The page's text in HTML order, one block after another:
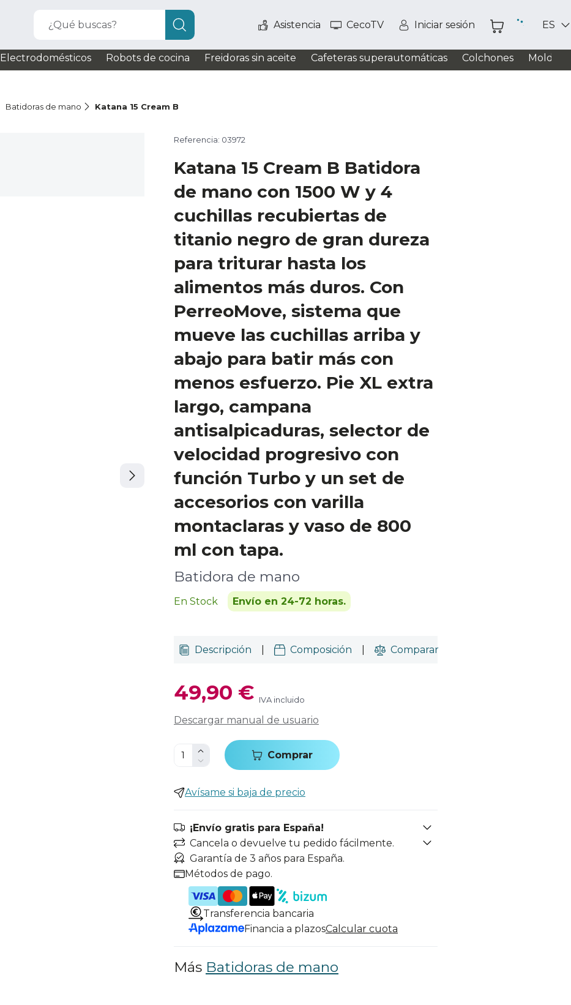
¿Qué buscas? Asistencia CecoTV Iniciar sesión ES
Electrodomésticos Robots de cocina Freidoras sin aceite Cafeteras superautomáticas Colchones
Batidoras de mano Katana 15 Cream B
Referencia: 03972
Katana 15 Cream B Batidora
de mano con 1500 W y 4
cuchillas recubiertas de
titanio negro de gran dureza
para triturar hasta los
alimentos más duros. Con
PerreoMove, sistema que
mueve las cuchillas arriba y
abajo para batir más con
menos esfuerzo. Pie XL extra
largo, campana
antisalpicaduras, selector de
velocidad progresivo con
función Turbo y un set de
accesorios con varilla
montaclaras y vaso de 800
ml con tapa.
Batidora de mano
En Stock Envío en 24-72 horas.
Descripción Composición Comparar
49,90 € IVA incluido
Descargar manual de usuario
Comprar
Avísame si baja de precio
¡Envío gratis para España!
Cancela o devuelve tu pedido fácilmente.
Garantía de 3 años para España.
Métodos de pago.
Transferencia bancaria
Financia a plazosCalcular cuota
Más Batidoras de mano